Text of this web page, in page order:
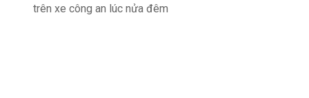
trên xe công an lúc nửa đêm